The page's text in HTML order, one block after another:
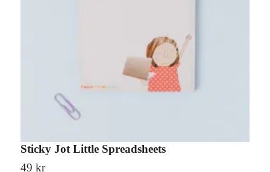
Sticky Jot Little Spreadsheets
49 kr